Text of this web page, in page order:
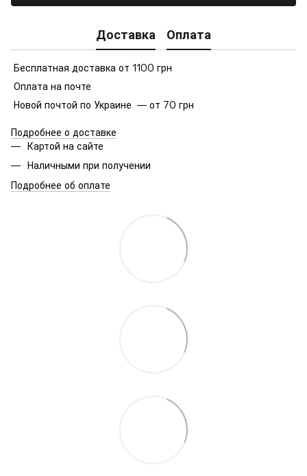
Доставка Оплата
Бесплатная доставка от 1100 грн
Оплата на почте
Новой почтой по Украине — от 70 грн
Подробнее о доставке
Картой на сайте
Наличными при получении
Подробнее об оплате